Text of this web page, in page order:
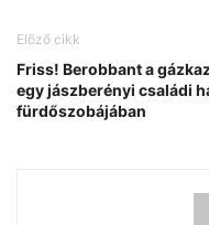
Előző cikk
Friss! Berobbant a
egy jászberényi családi
fürdőszobájában